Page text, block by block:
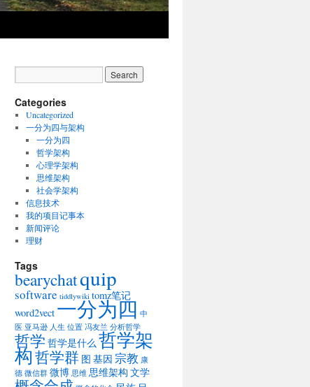
Categories
Uncategorized
一分为四与架构
一分为四
哲学架构
心理学架构
思维架构
社会学架构
信息技术
我的项目记事本
新闻评论
理财
Tags
bearychatquip
software tiddlywiki tomz笔记
word2vect 一分为四 中
医 亚马逊 人生 位置 冯友兰 分析哲学
哲学 哲学是什么 哲学架
构哲学群 图 基因 宗教 康
德 微信群 微博 思维 思维架构 文学